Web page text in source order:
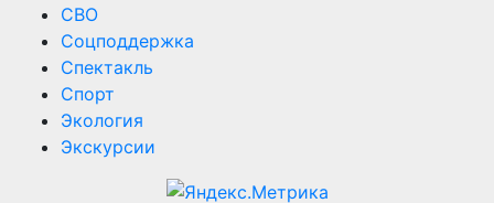
СВО
Соцподдержка
Спектакль
Спорт
Экология
Экскурсии